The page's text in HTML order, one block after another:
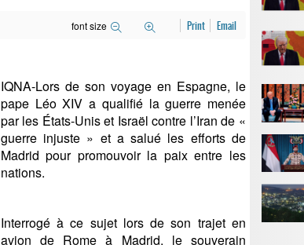
font size Print Email
IQNA-Lors de son voyage en Espagne, le
pape Léo XIV a qualifié la guerre menée
par les États-Unis et Israël contre l’Iran de «
guerre injuste » et a salué les efforts de
Madrid pour promouvoir la paix entre les
nations.
Interrogé à ce sujet lors de son trajet en
avion de Rome à Madrid, le souverain